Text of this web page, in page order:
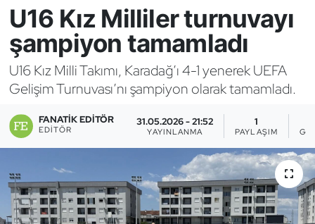
U16 Kız Milliler turnuvayı
şampiyon tamamladı
U16 Kız Milli Takımı, Karadağ’ı 4-1 yenerek UEFA
Gelişim Turnuvası’nı şampiyon olarak tamamladı.
FANATIK EDITÖR
EDITÖR
31.05.2026 - 21:52
YAYINLANMA
1
PAYLAŞIM
Binicilik
Bisiklet
Bocce Bowling Dart
Boks
Buz Hokeyi